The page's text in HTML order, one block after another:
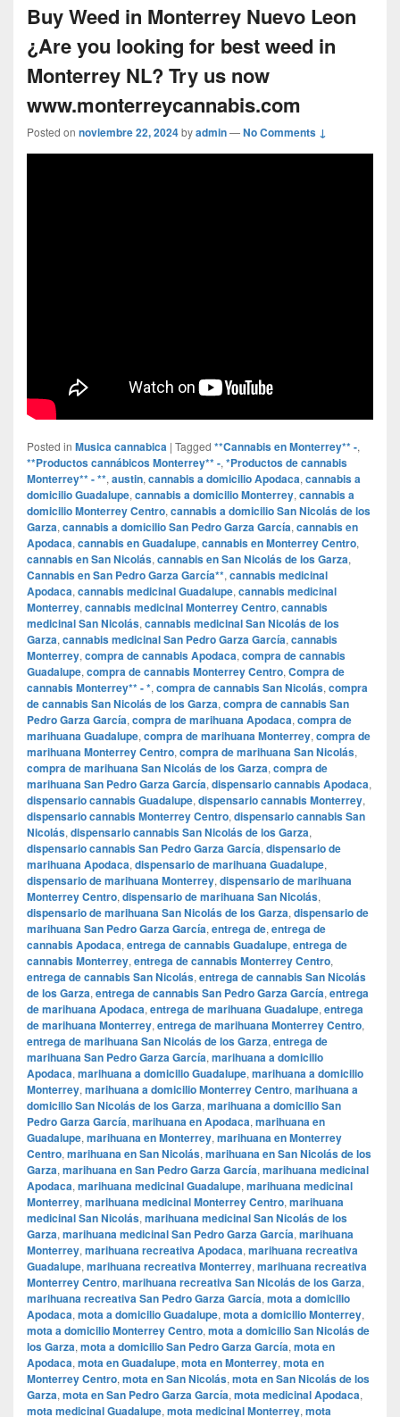
Buy Weed in Monterrey Nuevo Leon
¿Are you looking for best weed in
Monterrey NL? Try us now
www.monterreycannabis.com
Posted on noviembre 22, 2024byadmin—No Comments ↓
Posted in Musica cannabica | Tagged **Cannabis en Monterrey** -,
**Productos cannábicos Monterrey** -, *Productos de cannabis
Monterrey** - **, austin, cannabis a domicilio Apodaca, cannabis a
domicilio Guadalupe, cannabis a domicilio Monterrey, cannabis a
domicilio Monterrey Centro, cannabis a domicilio San Nicolás de los
Garza, cannabis a domicilio San Pedro Garza García, cannabis en
Apodaca, cannabis en Guadalupe, cannabis en Monterrey Centro,
cannabis en San Nicolás, cannabis en San Nicolás de los Garza,
Cannabis en San Pedro Garza García**, cannabis medicinal
Apodaca, cannabis medicinal Guadalupe, cannabis medicinal
Monterrey, cannabis medicinal Monterrey Centro, cannabis
medicinal San Nicolás, cannabis medicinal San Nicolás de los
Garza, cannabis medicinal San Pedro Garza García, cannabis
Monterrey, compra de cannabis Apodaca, compra de cannabis
Guadalupe, compra de cannabis Monterrey Centro, Compra de
cannabis Monterrey** - *, compra de cannabis San Nicolás, compra
de cannabis San Nicolás de los Garza, compra de cannabis San
Pedro Garza García, compra de marihuana Apodaca, compra de
marihuana Guadalupe, compra de marihuana Monterrey, compra de
marihuana Monterrey Centro, compra de marihuana San Nicolás,
compra de marihuana San Nicolás de los Garza, compra de
marihuana San Pedro Garza García, dispensario cannabis Apodaca,
dispensario cannabis Guadalupe, dispensario cannabis Monterrey,
dispensario cannabis Monterrey Centro, dispensario cannabis San
Nicolás, dispensario cannabis San Nicolás de los Garza,
dispensario cannabis San Pedro Garza García, dispensario de
marihuana Apodaca, dispensario de marihuana Guadalupe,
dispensario de marihuana Monterrey, dispensario de marihuana
Monterrey Centro, dispensario de marihuana San Nicolás,
dispensario de marihuana San Nicolás de los Garza, dispensario de
marihuana San Pedro Garza García, entrega de, entrega de
cannabis Apodaca, entrega de cannabis Guadalupe, entrega de
cannabis Monterrey, entrega de cannabis Monterrey Centro,
entrega de cannabis San Nicolás, entrega de cannabis San Nicolás
de los Garza, entrega de cannabis San Pedro Garza García, entrega
de marihuana Apodaca, entrega de marihuana Guadalupe, entrega
de marihuana Monterrey, entrega de marihuana Monterrey Centro,
entrega de marihuana San Nicolás de los Garza, entrega de
marihuana San Pedro Garza García, marihuana a domicilio
Apodaca, marihuana a domicilio Guadalupe, marihuana a domicilio
Monterrey, marihuana a domicilio Monterrey Centro, marihuana a
domicilio San Nicolás de los Garza, marihuana a domicilio San
Pedro Garza García, marihuana en Apodaca, marihuana en
Guadalupe, marihuana en Monterrey, marihuana en Monterrey
Centro, marihuana en San Nicolás, marihuana en San Nicolás de los
Garza, marihuana en San Pedro Garza García, marihuana medicinal
Apodaca, marihuana medicinal Guadalupe, marihuana medicinal
Monterrey, marihuana medicinal Monterrey Centro, marihuana
medicinal San Nicolás, marihuana medicinal San Nicolás de los
Garza, marihuana medicinal San Pedro Garza García, marihuana
Monterrey, marihuana recreativa Apodaca, marihuana recreativa
Guadalupe, marihuana recreativa Monterrey, marihuana recreativa
Monterrey Centro, marihuana recreativa San Nicolás de los Garza,
marihuana recreativa San Pedro Garza García, mota a domicilio
Apodaca, mota a domicilio Guadalupe, mota a domicilio Monterrey,
mota a domicilio Monterrey Centro, mota a domicilio San Nicolás de
los Garza, mota a domicilio San Pedro Garza García, mota en
Apodaca, mota en Guadalupe, mota en Monterrey, mota en
Monterrey Centro, mota en San Nicolás, mota en San Nicolás de los
Garza, mota en San Pedro Garza García, mota medicinal Apodaca,
mota medicinal Guadalupe, mota medicinal Monterrey, mota